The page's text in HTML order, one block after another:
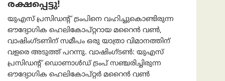
രക്ഷപ്പെട്ടു!
യുഎസ് പ്രസിഡന്റ് ട്രംപിനെ വഹിച്ചുകൊണ്ടിരുന്ന
ഔദ്യോഗിക ഹെലികോപ്റ്ററായ മറൈൻ വൺ,
വാഷിംഗ്ടണിന് സമീപം ഒരു യാത്രാ വിമാനത്തിന്
വളരെ അടുത്ത് പറന്നു. വാഷിംഗ്ടണ്‍: യുഎസ്
പ്രസിഡന്റ് ഡൊണാൾഡ് ട്രംപ് സഞ്ചരിച്ചിരുന്ന
ഔദ്യോഗിക ഹെലികോപ്റ്റർ മറൈൻ വൺ